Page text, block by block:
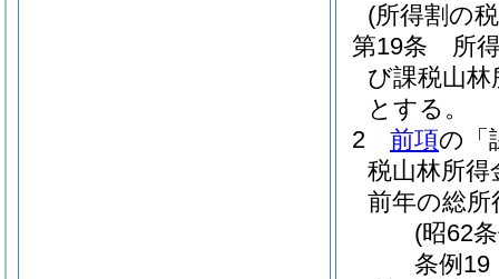
(所得割の
第19条
所
び課税山
とする。
2
前項の「
税山林所
前年の総所
(昭62
条例19